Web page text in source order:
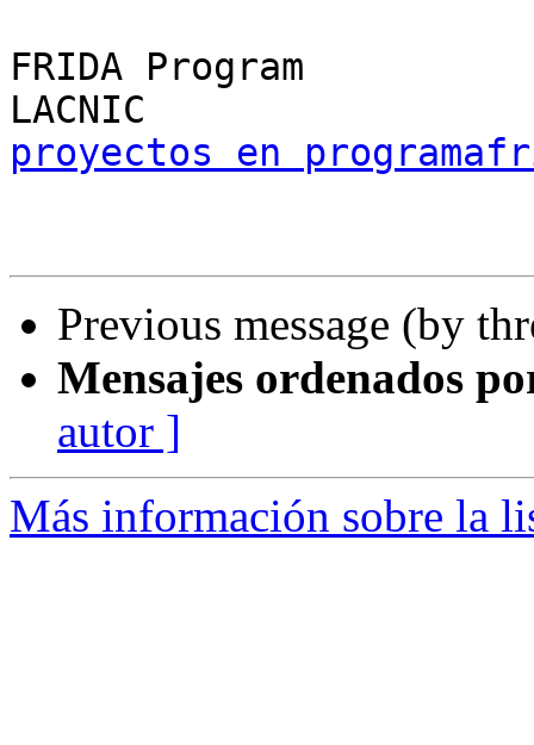
FRIDA Program
proyectos en
Previous message (by
Mensajes ordenados
autor ]
Más información sobre la